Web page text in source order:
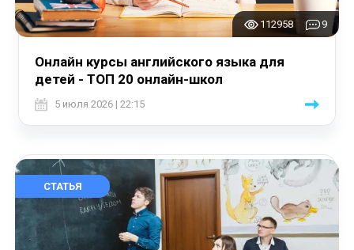
112958 9
Онлайн курсы английского языка для
детей - ТОП 20 онлайн-школ
5 июля 2026 | 22:15
СТАТЬЯ